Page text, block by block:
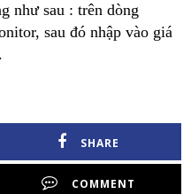
như sau : trên dòng
sau đó nhập vào giá
SHARE
COMMENT